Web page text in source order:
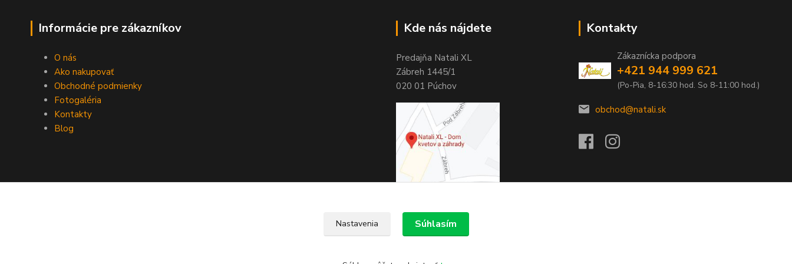
Informácie pre zákazníkov
O nás
Ako nakupovať
Obchodné podmienky
Fotogaléria
Kontakty
Blog
Kde nás nájdete
Predajňa Natali XL
Zábreh 1445/1
020 01 Púchov
Kontakty
Zákaznícka podpora
+421 944 999 621
(Po-Pia, 8-16:30 hod. So 8-11:00 hod.)
obchod@natali.sk
Nastavenia Súhlasím